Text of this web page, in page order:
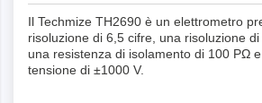
Il Techmize TH2690 è un elettrometro
risoluzione di 6,5 cifre, una risoluzione di
una resistenza di isolamento di 100 PΩ
tensione di ±1000 V.